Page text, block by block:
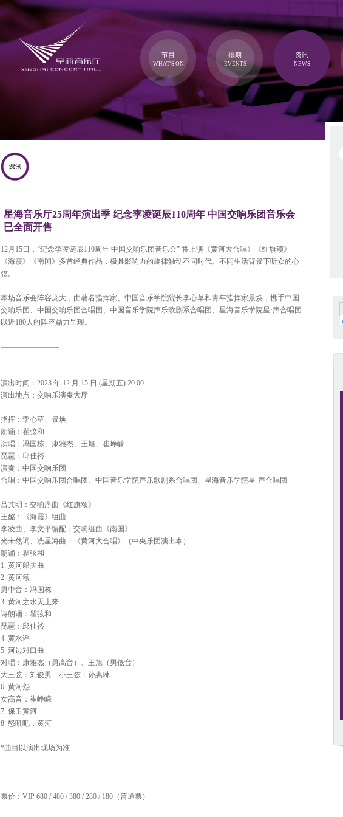
节目
WHAT'S ON
排期
EVENTS
资讯
NEWS
星海音乐厅25周年演出季 纪念李凌诞辰110周年 中国交响乐团音乐会
已全面开售
12月15日，“纪念李凌诞辰110周年 中国交响乐团音乐会” 将上演《黄河大合唱》《红旗颂》
《海霞》《南国》多首经典作品，极具影响力的旋律触动不同时代、不同生活背景下听众的心
弦。
本场音乐会阵容庞大，由著名指挥家、中国音乐学院院长李心草和青年指挥家景焕，携手中国
交响乐团、中国交响乐团合唱团、中国音乐学院声乐歌剧系合唱团、星海音乐学院星·声合唱团
以近180人的阵容鼎力呈现。
————————
演出时间：2023 年 12 月 15 日 (星期五) 20:00
演出地点：交响乐演奏大厅
指挥：李心草、景焕
朗诵：瞿弦和
演唱：冯国栋、康雅杰、王旭、崔峥嵘
琵琶：邱佳裕
演奏：中国交响乐团
合唱：中国交响乐团合唱团、中国音乐学院声乐歌剧系合唱团、星海音乐学院星·声合唱团
吕其明：交响序曲《红旗颂》
王酩：《海霞》组曲
李凌曲、李文平编配：交响组曲《南国》
光未然词、冼星海曲：《黄河大合唱》（中央乐团演出本）
朗诵：瞿弦和
1. 黄河船夫曲
2. 黄河颂
男中音：冯国栋
3. 黄河之水天上来
诗朗诵：瞿弦和
琵琶：邱佳裕
4. 黄水谣
5. 河边对口曲
对唱：康雅杰（男高音）、王旭（男低音）
大三弦：刘俊男 小三弦：孙惠琳
6. 黄河怨
女高音：崔峥嵘
7. 保卫黄河
8. 怒吼吧，黄河
*曲目以演出现场为准
————————
票价：VIP 680 / 480 / 380 / 280 / 180（普通票）